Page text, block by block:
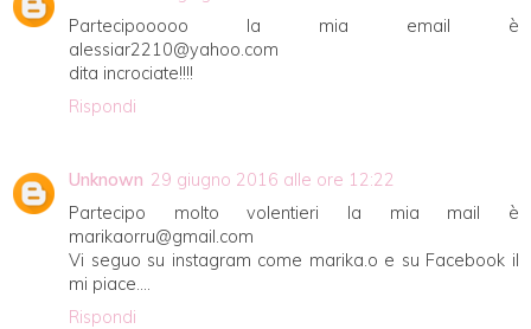
Partecipooooo la mia email è
alessiar2210@yahoo.com
dita incrociate!!!!
Rispondi
Unknown 29 giugno 2016 alle ore 12:22
Partecipo molto volentieri la mia mail è
marikaorru@gmail.com
Vi seguo su instagram come marika.o e su Facebook il
mi piace....
Rispondi